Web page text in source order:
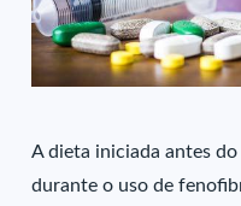
A dieta iniciada antes
durante o uso de